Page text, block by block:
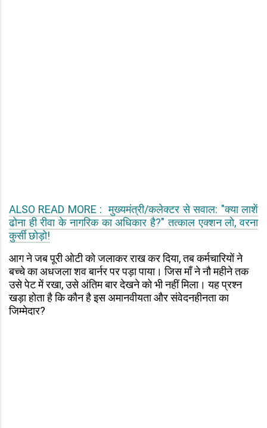
ALSO READ MORE : मुख्यमंत्री/कलेक्टर से सवाल: "क्या लाशें
ढोना ही रीवा के नागरिक का अधिकार है?" तत्काल एक्शन लो, वरना
कुर्सी छोड़ो!
आग ने जब पूरी ओटी को जलाकर राख कर दिया, तब कर्मचारियों ने
बच्चे का अधजला शव बार्नर पर पड़ा पाया। जिस माँ ने नौ महीने तक
उसे पेट में रखा, उसे अंतिम बार देखने को भी नहीं मिला। यह प्रश्न
खड़ा होता है कि कौन है इस अमानवीयता और संवेदनहीनता का
जिम्मेदार?